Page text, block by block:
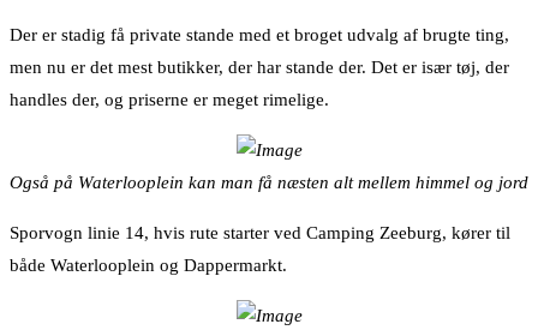
Der er stadig få private stande med et broget udvalg af brugte ting,
men nu er det mest butikker, der har stande der. Det er især tøj, der
handles der, og priserne er meget rimelige.
Også på Waterlooplein kan man få næsten alt mellem himmel og jord
Sporvogn linie 14, hvis rute starter ved Camping Zeeburg, kører til
både Waterlooplein og Dappermarkt.